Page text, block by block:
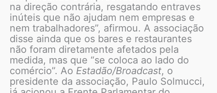
na direção contrária, resgatando entraves
inúteis que não ajudam nem empresas e
nem trabalhadores”, afirmou. A associação
disse ainda que os bares e restaurantes
não foram diretamente afetados pela
medida, mas que “se coloca ao lado do
comércio”. Ao Estadão/Broadcast, o
presidente da associação, Paulo Solmucci,